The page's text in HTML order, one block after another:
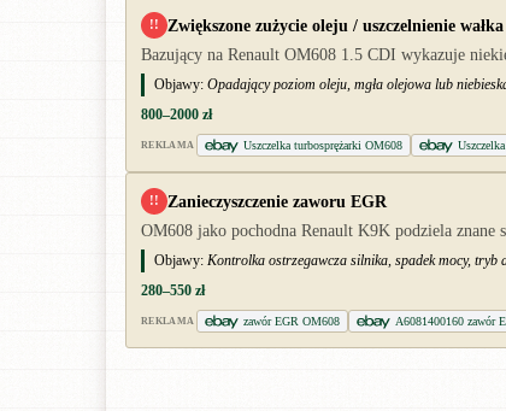
!! Zwiększone zużycie oleju / uszczelnienie
Bazujący na Renault OM608 1.5 CDI wykazuje
Objawy: Opadający poziom oleju, mgła olejowa lub
800–2000 zł
REKLAMA Uszczelka turbosprężarki OM608
!! Zanieczyszczenie zaworu EGR
OM608 jako pochodna Renault K9K podziela znane
Objawy: Kontrolka ostrzegawcza silnika, spadek mocy,
280–550 zł
REKLAMA zawór EGR OM608 A6081400160 zawór